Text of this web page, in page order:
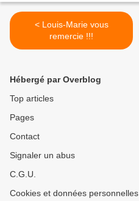
< Louis-Marie vous
remercie !!!
Hébergé par Overblog
Top articles
Pages
Contact
Signaler un abus
C.G.U.
Cookies et données personnelles